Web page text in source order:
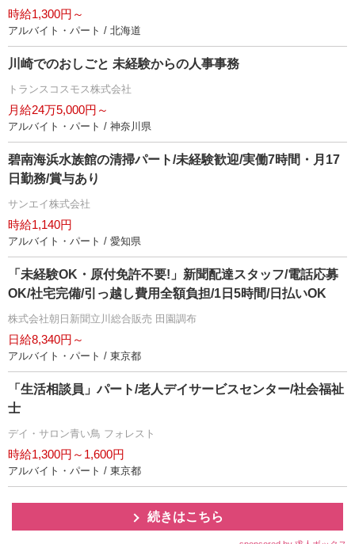
時給1,300円～
アルバイト・パート / 北海道
川崎でのおしごと 未経験からの人事事務
トランスコスモス株式会社
月給24万5,000円～
アルバイト・パート / 神奈川県
碧南海浜水族館の清掃パート/未経験歓迎/実働7時間・月17
日勤務/賞与あり
サンエイ株式会社
時給1,140円
アルバイト・パート / 愛知県
「未経験OK・原付免許不要!」新聞配達スタッフ/電話応募
OK/社宅完備/引っ越し費用全額負担/1日5時間/日払いOK
株式会社朝日新聞立川総合販売 田園調布
日給8,340円～
アルバイト・パート / 東京都
「生活相談員」パート/老人デイサービスセンター/社会福祉
士
デイ・サロン青い鳥 フォレスト
時給1,300円～1,600円
アルバイト・パート / 東京都
続きはこちら